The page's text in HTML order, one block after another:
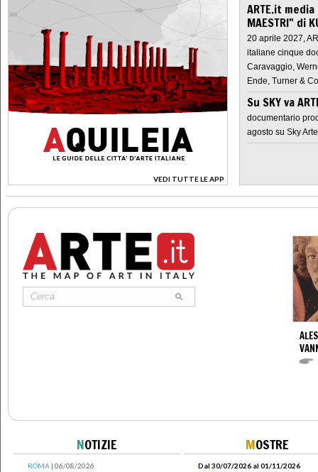
VEDI TUTTE LE APP
>
ARTE.it
MAESTRI" di
20 aprile 2027,
italiane cinque
Caravaggio,
Ende, Turner &
Su SKY va
documentario
agosto su Sky Arte
NOTIZIE
ROMA| 06/08/2026
MOSTRE
Dal 30/07/2026 al 01/11/2026